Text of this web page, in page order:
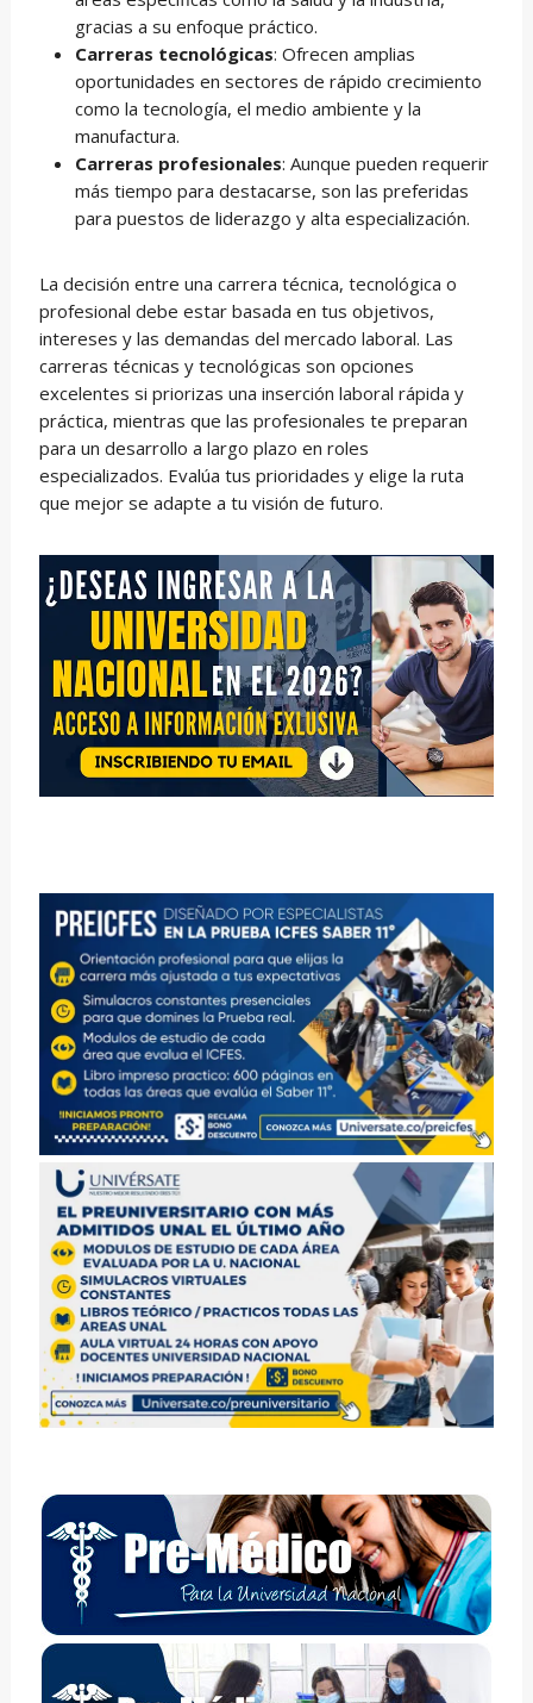
gracias a su enfoque práctico.
Carreras tecnológicas: Ofrecen amplias
oportunidades en sectores de rápido crecimiento
como la tecnología, el medio ambiente y la
manufactura.
Carreras profesionales: Aunque pueden requerir
más tiempo para destacarse, son las preferidas
para puestos de liderazgo y alta especialización.
La decisión entre una carrera técnica, tecnológica o
profesional debe estar basada en tus objetivos,
intereses y las demandas del mercado laboral. Las
carreras técnicas y tecnológicas son opciones
excelentes si priorizas una inserción laboral rápida y
práctica, mientras que las profesionales te preparan
para un desarrollo a largo plazo en roles
especializados. Evalúa tus prioridades y elige la ruta
que mejor se adapte a tu visión de futuro.